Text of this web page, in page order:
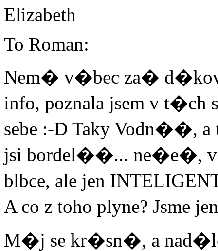
Elizabeth
To Roman:
Nem� v�bec za�
info, poznala jsem v
sebe :-D Taky Vodn��,
jsi bordel��... ne�e�,
blbce, ale jen
A co z toho plyne? Jsme
M�j se kr�sn�, a